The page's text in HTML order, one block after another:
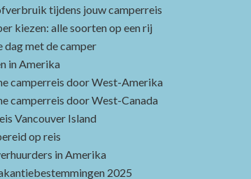
tijdens jouw camperreis
kiezen: alle soorten op een rij
dag met de camper
in Amerika
camperreis door West-Amerika
camperreis door West-Canada
Vancouver Island
op reis
in Amerika
2025